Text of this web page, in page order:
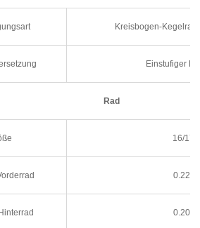
Kreisbogen-
Einstufiger
Rad
16/17-